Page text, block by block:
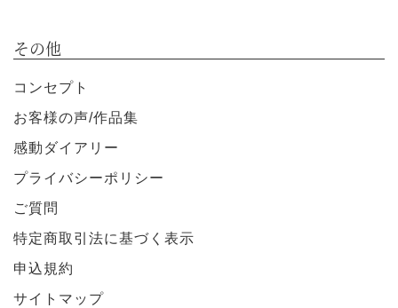
その他
コンセプト
お客様の声/作品集
感動ダイアリー
プライバシーポリシー
ご質問
特定商取引法に基づく表示
申込規約
サイトマップ